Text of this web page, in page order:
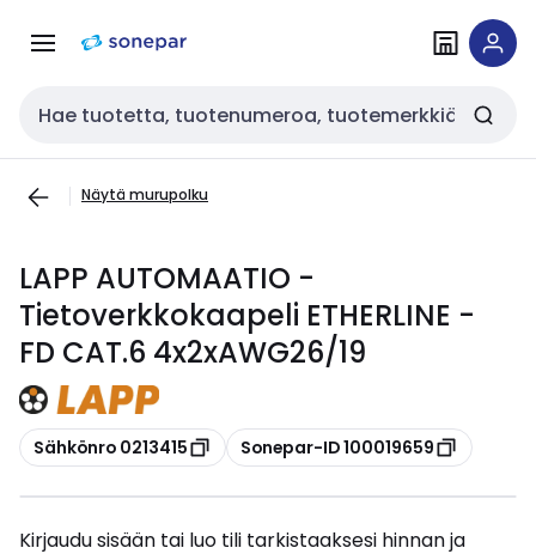
navigointiinsisältöön
Haku
Näytä murupolku
LAPP AUTOMAATIO -
Tietoverkkokaapeli ETHERLINE -
FD CAT.6 4x2xAWG26/19
Kopioi
Sähkönro 0213415 Kopioi
Sonepar-ID 100019659
Kirjaudu sisään tai luo tili tarkistaaksesi hinnan ja